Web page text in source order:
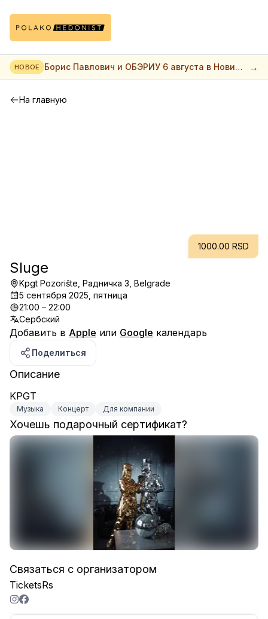
НОВОЕ
Борис Павлович и ОБЭРИУ 6 августа в Нови
саде
→
На главную
1000.00 RSD
Sluge
Kpgt Pozorište, Радничка 3, Belgrade
5 сентября 2025, пятница
21:00 – 22:00
Сербский
Добавить в Apple или Google календарь
Поделиться
Описание
KPGT
Музыка Концерт Для компании
Хочешь подарочный сертификат?
Связаться с организатором
TicketsRs